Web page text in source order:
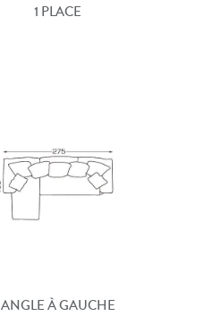
1 PLACE
ANGLE À GAUCHE